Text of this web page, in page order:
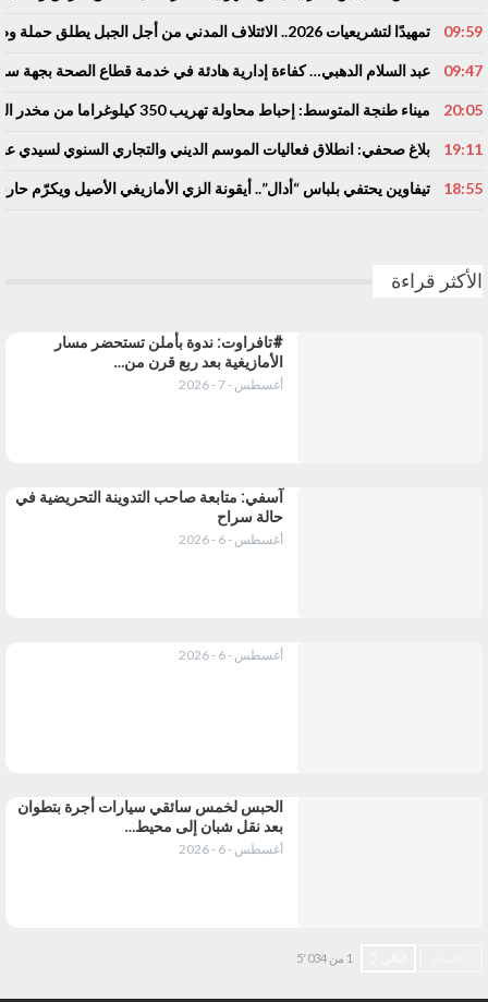
09:59 تمهيدًا لتشريعيات 2026.. الائتلاف المدني من أجل الجبل يطلق حملة وطنية للمطالبة بـ”تعاقد سياسي منصف” مع المناطق الجبلية
09:47 عبد السلام الدهبي… كفاءة إدارية هادئة في خدمة قطاع الصحة
20:05 ميناء طنجة المتوسط: إحباط محاولة تهريب 350 كيلوغراما من مخدر الشيرا بفاكهة الدلاح
19:11 بلاغ صحفي: انطلاق فعاليات الموسم الديني والتجاري السنوي لسيدي
18:55 تيفاوين يحتفي بلباس “أدال”.. أيقونة الزي الأمازيغي الأصيل ويكرّم
الأكثر قراءة
#تافراوت: ندوة بأملن تستحضر مسار
الأمازيغية بعد ربع قرن من…
أغسطس - 7 - 2026
آسفي: متابعة صاحب التدوينة التحريضية في
حالة سراح
أغسطس - 6 - 2026
أغسطس - 6 - 2026
الحبس لخمس سائقي سيارات أجرة بتطوان
بعد نقل شبان إلى محيط…
أغسطس - 6 - 2026
1 من 5٬034